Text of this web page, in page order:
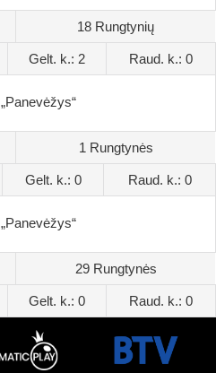
18 Rungtynių
Gelt. k.: 2 Raud. k.: 0
„Panevėžys“
1 Rungtynės
Gelt. k.: 0 Raud. k.: 0
„Panevėžys“
29 Rungtynės
Gelt. k.: 0 Raud. k.: 0